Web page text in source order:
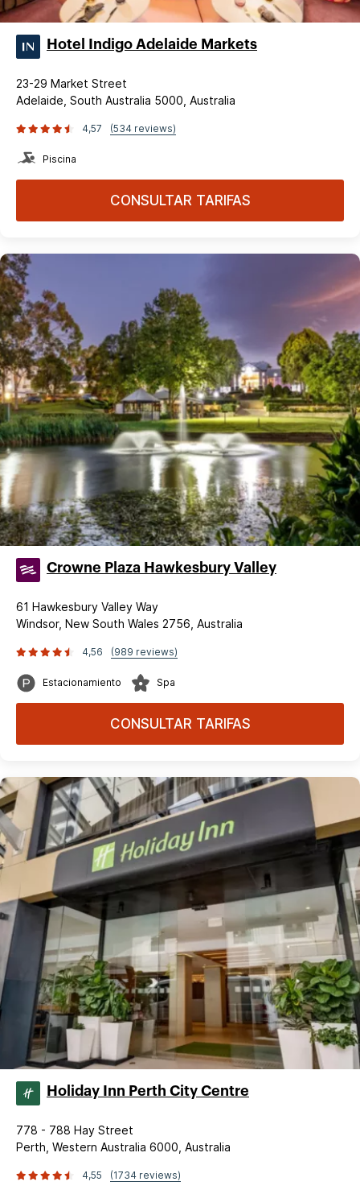
Hotel Indigo Adelaide Markets
23-29 Market Street
Adelaide, South Australia 5000, Australia
4,57 (534 reviews)
Piscina
CONSULTAR TARIFAS
Crowne Plaza Hawkesbury Valley
61 Hawkesbury Valley Way
Windsor, New South Wales 2756, Australia
4,56 (989 reviews)
Estacionamiento Spa
CONSULTAR TARIFAS
Holiday Inn Perth City Centre
778 - 788 Hay Street
Perth, Western Australia 6000, Australia
4,55 (1734 reviews)